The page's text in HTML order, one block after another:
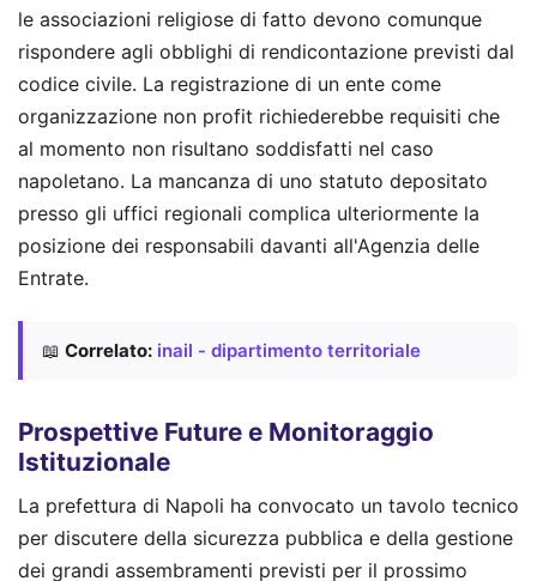
le associazioni religiose di fatto devono comunque
rispondere agli obblighi di rendicontazione previsti dal
codice civile. La registrazione di un ente come
organizzazione non profit richiederebbe requisiti che
al momento non risultano soddisfatti nel caso
napoletano. La mancanza di uno statuto depositato
presso gli uffici regionali complica ulteriormente la
posizione dei responsabili davanti all'Agenzia delle
Entrate.
📖 Correlato: inail - dipartimento territoriale
Prospettive Future e Monitoraggio
Istituzionale
La prefettura di Napoli ha convocato un tavolo tecnico
per discutere della sicurezza pubblica e della gestione
dei grandi assembramenti previsti per il prossimo